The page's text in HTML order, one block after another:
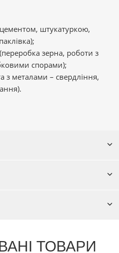
штукатуркою,
зерна, роботи з
спорами);
з металами – свердління,
ТОВАРИ